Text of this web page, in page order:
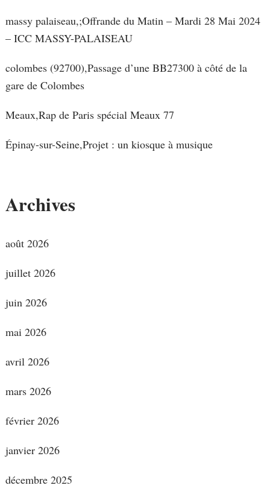
massy palaiseau,;Offrande du Matin – Mardi 28 Mai 2024
– ICC MASSY-PALAISEAU
colombes (92700),Passage d’une BB27300 à côté de la
gare de Colombes
Meaux,Rap de Paris spécial Meaux 77
Épinay-sur-Seine,Projet : un kiosque à musique
Archives
août 2026
juillet 2026
juin 2026
mai 2026
avril 2026
mars 2026
février 2026
janvier 2026
décembre 2025